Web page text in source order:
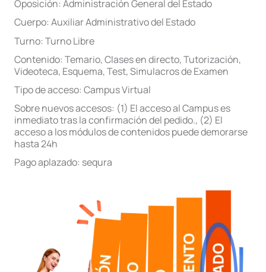
Oposición: Administración General del Estado
Cuerpo: Auxiliar Administrativo del Estado
Turno: Turno Libre
Contenido: Temario,Clases en directo,Tutorización,
Videoteca, Esquema,Test,Simulacros de Examen
Tipo de acceso: Campus Virtual
Sobre nuevos accesos: (1) El acceso al Campus es
inmediato tras la confirmación del pedido., (2) El
acceso a los módulos de contenidos puede demorarse
hasta 24h
Pago aplazado: sequra